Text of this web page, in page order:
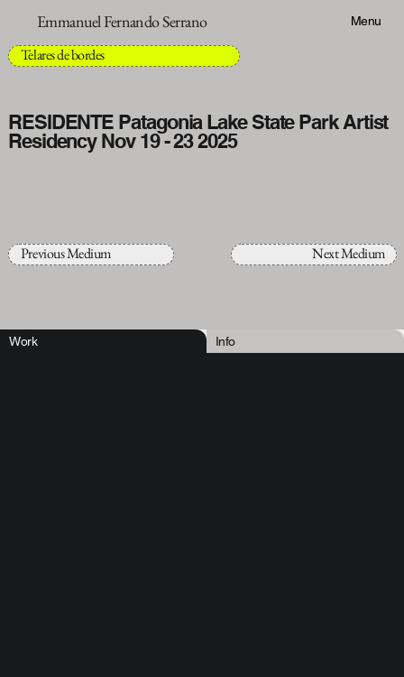
Emmanuel Fernando Serrano Menu
Telares de bordes
RESIDENTE Patagonia Lake State Park Artist
Residency Nov 19 - 23 2025
Previous Medium Next Medium
Work Info